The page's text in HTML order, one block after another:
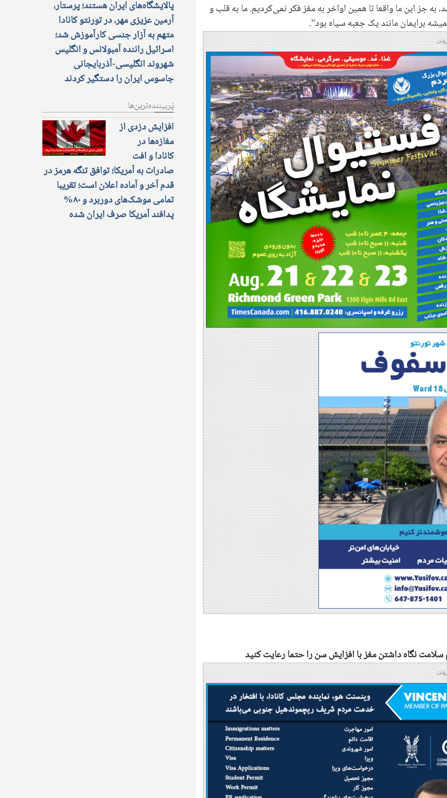
جز این ما واقعا تا همین اواخر به مغز فکر نمی‌کردیم. ما به قلب و
برایمان مانند یک جعبه سیاه بود".
پالایشگاه‌های ایران هستند؛ پرستار،
آرمین عزیزی مهر، در تورنتو کانادا
متهم به آزار جنسی کارآموزش شد؛
اسرائیل راننده آمبولانس و انگلیس
شهروند انگلیسی-آذربایجانی
جاسوس ایران را دستگیر کردند
پُربیننده‌ترین‌ها
افزایش دزدی از
مغازه‌ها در
کانادا و افت
صادرات به آمریکا؛ توافق تنگه هرمز در
قدم آخر و آماده اعلان است؛ تقریبا
تمامی موشک‌های دوربرد و ۸۰%
پدافند آمریکا صرف ایران شده